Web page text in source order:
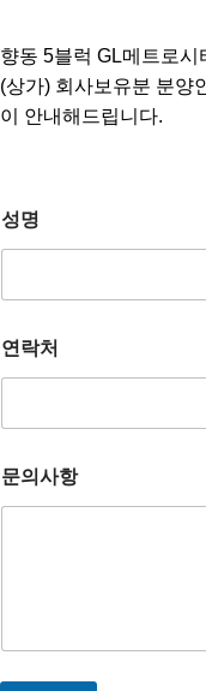
향동 5블럭 GL메트로
(상가) 회사보유분 분양
이 안내해드립니다.
성명
연락처
문의사항